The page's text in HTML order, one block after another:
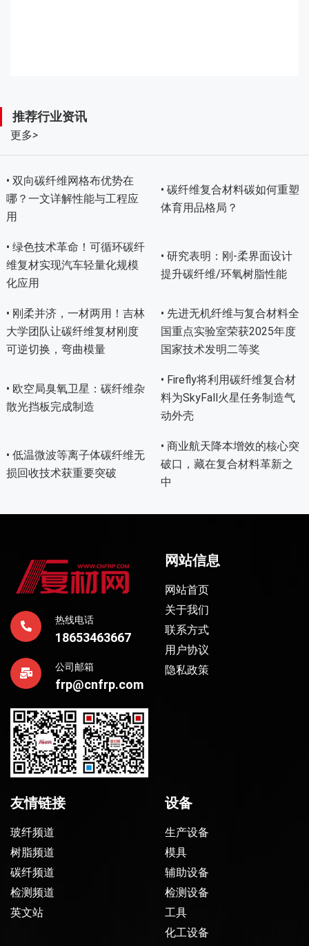
推荐行业资讯
更多>
• 双向碳纤维网格布优势在
哪？一文详解性能与工程应
用
• 碳纤维复合材料碳如何重塑
体育用品格局？
• 绿色技术革命！可循环碳纤
维复材实现汽车轻量化规模
化应用
• 研究表明：刚-柔界面设计
提升碳纤维/环氧树脂性能
• 刚柔并济，一材两用！吉林
大学团队让碳纤维复材刚度
可逆切换，弯曲模量
• 先进无机纤维与复合材料全
国重点实验室荣获2025年度
国家技术发明二等奖
• 欧空局臭氧卫星：碳纤维杂
散光挡板完成制造
• Firefly将利用碳纤维复合材
料为SkyFall火星任务制造气
动外壳
• 低温微波等离子体碳纤维无
损回收技术获重要突破
• 商业航天降本增效的核心突
破口，藏在复合材料革新之
中
热线电话
18653463667
公司邮箱
frp@cnfrp.com
网站信息
网站首页
关于我们
联系方式
用户协议
隐私政策
友情链接
玻纤频道
树脂频道
碳纤频道
检测频道
英文站
设备
生产设备
模具
辅助设备
检测设备
工具
化工设备